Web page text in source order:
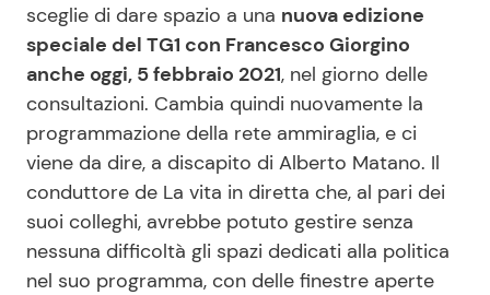
News benessere
Viaggi e Turismo
Festività
Primi Piatti
Ricette Facili e Veloci
Ricette Feste
Ricette per Bambini
sceglie di dare spazio a una nuova edizione
speciale del TG1 con Francesco Giorgino
anche oggi, 5 febbraio 2021, nel giorno delle
consultazioni. Cambia quindi nuovamente la
programmazione della rete ammiraglia, e ci
viene da dire, a discapito di Alberto Matano. Il
conduttore de La vita in diretta che, al pari dei
suoi colleghi, avrebbe potuto gestire senza
nessuna difficoltà gli spazi dedicati alla politica
nel suo programma, con delle finestre aperte